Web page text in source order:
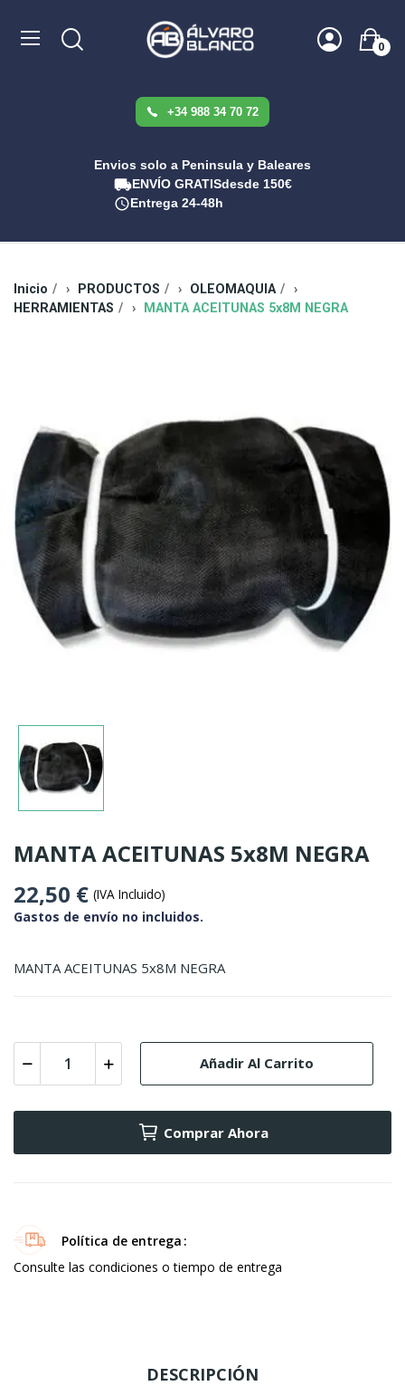
0
+34 988 34 70 72
Envios solo a Peninsula y Baleares
ENVÍO GRATISdesde 150€
Entrega 24-48h
Inicio PRODUCTOS
OLEOMAQUIA
HERRAMIENTAS
MANTA ACEITUNAS 5x8M NEGRA
MANTA ACEITUNAS 5x8M NEGRA
22,50 € (IVA Incluido)
Gastos de envío no incluidos.
MANTA ACEITUNAS 5x8M NEGRA
Añadir Al Carrito
Comprar Ahora
Política de entrega
Consulte las condiciones o tiempo de entrega
DESCRIPCIÓN